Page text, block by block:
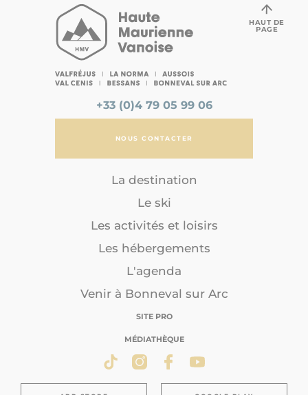
+33 (0)4 79 05 99 06
NOUS CONTACTER
La destination
Le ski
Les activités et loisirs
Les hébergements
L'agenda
Venir à Bonneval sur Arc
SITE PRO
MÉDIATHÈQUE
HAUT DE
PAGE